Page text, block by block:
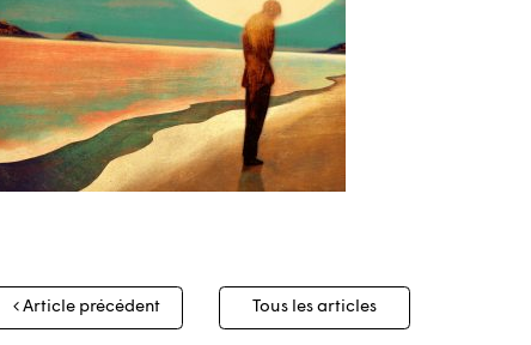
Article précédent Tous les articles